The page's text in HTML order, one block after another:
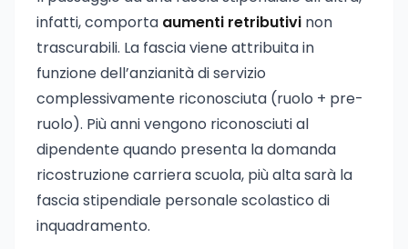
infatti, comporta aumenti retributivi non
trascurabili. La fascia viene attribuita in
funzione dell’anzianità di servizio
complessivamente riconosciuta (ruolo + pre-
ruolo). Più anni vengono riconosciuti al
dipendente quando presenta la domanda
ricostruzione carriera scuola, più alta sarà la
fascia stipendiale personale scolastico di
inquadramento.